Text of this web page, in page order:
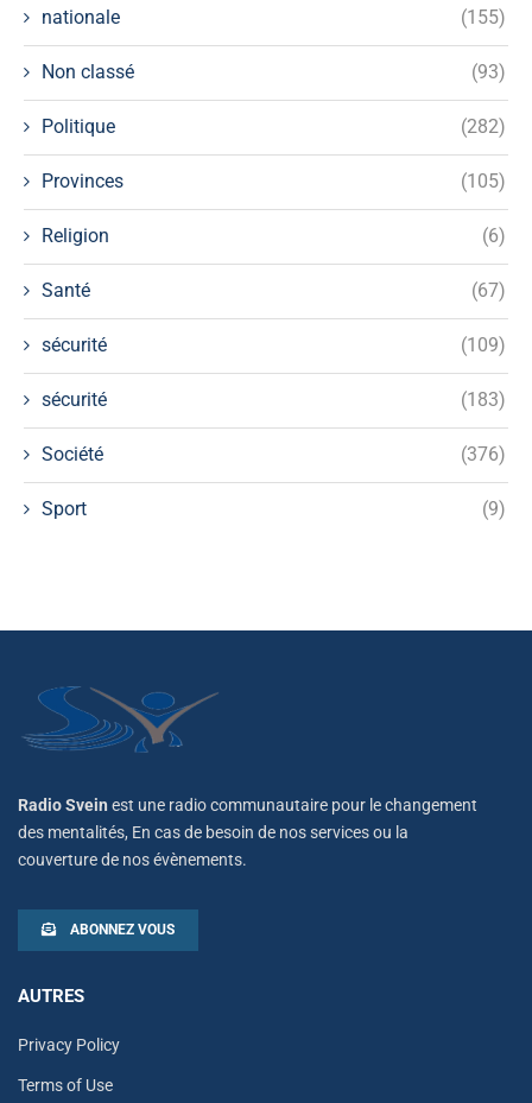
nationale (155)
Non classé (93)
Politique (282)
Provinces (105)
Religion (6)
Santé (67)
sécurité (109)
sécurité (183)
Société (376)
Sport (9)
Radio Svein est une radio communautaire pour le changement
des mentalités, En cas de besoin de nos services ou la
couverture de nos évènements.
ABONNEZ VOUS
AUTRES
Privacy Policy
Terms of Use